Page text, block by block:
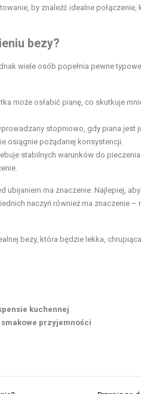
by znaleźć idealne
bezy?
wiele osób popełnia pewne
może osłabić pianę, co skutkuje
stopniowo, gdy piana jest
osiągnie pożądanej konsystencji.
stabilnych warunków do
ubijaniem ma znaczenie. Najlepiej,
naczyń również ma znaczenie –
bezy, która będzie lekka,
kuchennej
przyjemności